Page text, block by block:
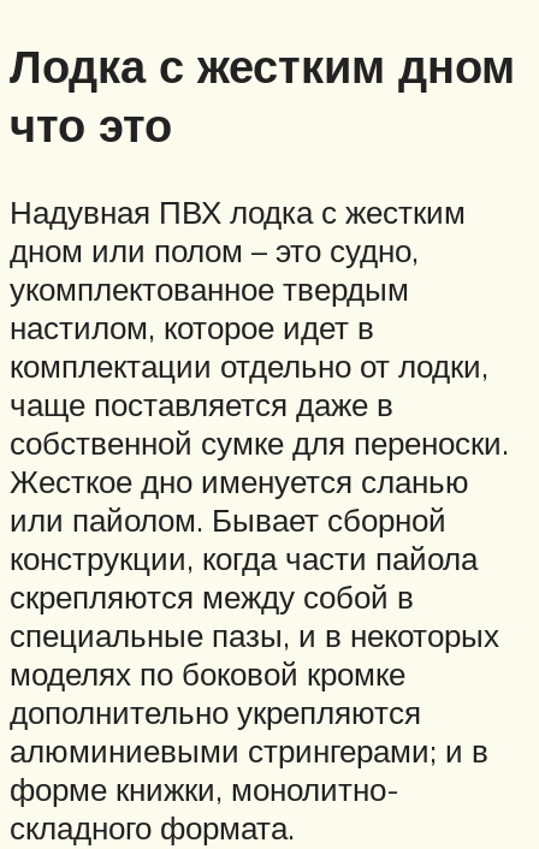
Лодка с жестким дном
что это
Надувная ПВХ лодка с жестким
дном или полом – это судно,
укомплектованное твердым
настилом, которое идет в
комплектации отдельно от лодки,
чаще поставляется даже в
собственной сумке для переноски.
Жесткое дно именуется сланью
или пайолом. Бывает сборной
конструкции, когда части пайола
скрепляются между собой в
специальные пазы, и в некоторых
моделях по боковой кромке
дополнительно укрепляются
алюминиевыми стрингерами; и в
форме книжки, монолитно-
складного формата.